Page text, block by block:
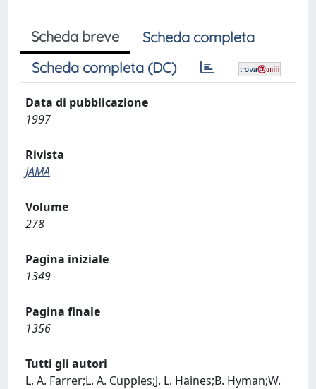
Scheda breve
Scheda completa
Scheda completa (DC)
Data di pubblicazione
1997
Rivista
JAMA
Volume
278
Pagina iniziale
1349
Pagina finale
1356
Tutti gli autori
L. A. Farrer;L. A. Cupples;J. L. Haines;B. Hyman;W.